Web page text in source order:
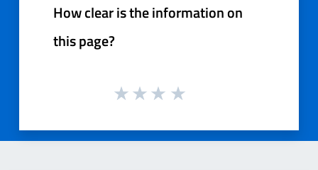
How clear is the information on
this page?